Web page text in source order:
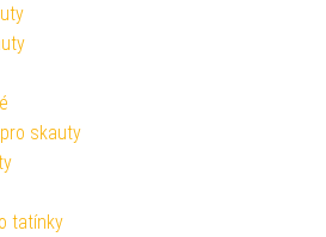
skauty
tatínky